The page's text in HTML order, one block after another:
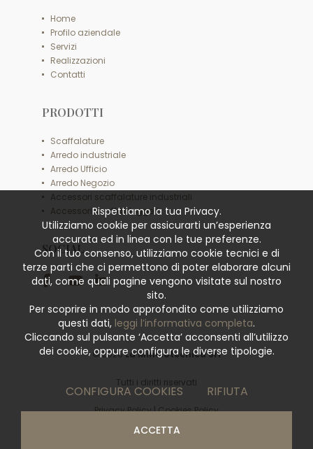
Home
Profilo aziendale
Servizi
Realizzazioni
Contatti
PRODOTTI
Scaffalature
Arredo industriale
Arredo Ufficio
Arredo Negozio
Accessori scaffalature industriali
Accessori scaffali leggeri
SOCIAL
© 2026La Minciotecnica Srl
Tutti i diritti riservati
Privacy Policy|Cookies Policy
Rispettiamo la tua Privacy.
Utilizziamo cookie per assicurarti un’esperienza
accurata ed in linea con le tue preferenze.
Con il tuo consenso, utilizziamo cookie tecnici e di
terze parti che ci permettono di poter elaborare alcuni
dati, come quali pagine vengono visitate sul nostro
sito.
Per scoprire in modo approfondito come utilizziamo
questi dati, leggi l’informativa completa.
Cliccando sul pulsante ‘Accetta’ acconsenti all’utilizzo
dei cookie, oppure configura le diverse tipologie.
CONFIGURA COOKIES RIFIUTA
ACCETTA